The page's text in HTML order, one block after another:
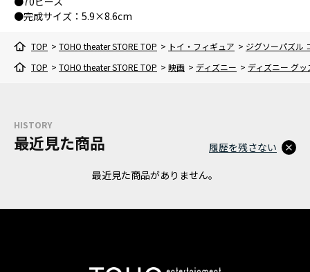
●完成サイズ：5.9×8.6cm
TOP > TOHO theater STORE TOP > トイ・フィギュア > ジグソーパズル
TOP > TOHO theater STORE TOP > 映画 > ディズニー > ディズニー グッ
HISTORY
最近見た商品
最近見た商品がありません。
履歴を残さない